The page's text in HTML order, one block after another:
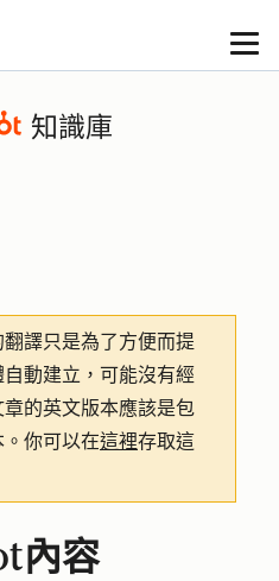
知識庫
翻譯只是為了方便而提
動建立，可能沒有經
的英文版本應該是包
你可以在這裡存取這
內容